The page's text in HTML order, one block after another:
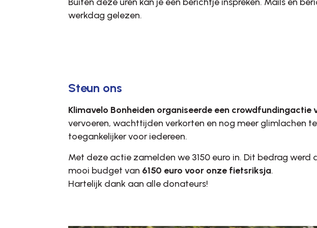
werkdag gelezen.
Steun ons
Klimavelo Bonheiden organiseerde een crowdfundingactie
vervoeren, wachttijden verkorten en nog meer glimlachen
toegankelijker voor iedereen.
Met deze actie zamelden we 3150 euro in. Dit bedrag werd
mooi budget van 6150 euro voor onze fietsriksja.
Hartelijk dank aan alle donateurs!